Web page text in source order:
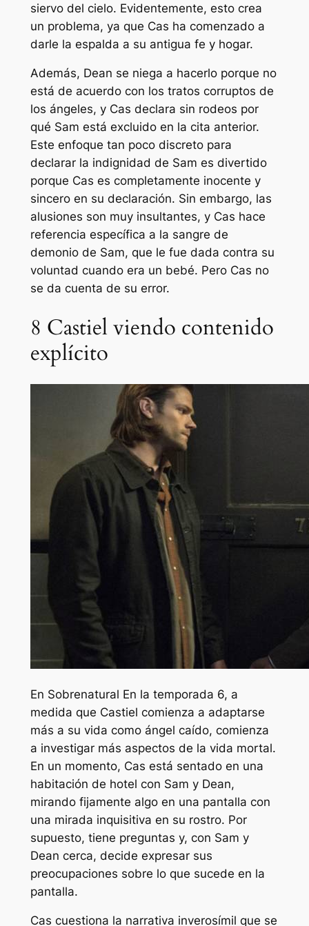
siervo del cielo. Evidentemente, esto crea
un problema, ya que Cas ha comenzado a
darle la espalda a su antigua fe y hogar.
Además, Dean se niega a hacerlo porque no
está de acuerdo con los tratos corruptos de
los ángeles, y Cas declara sin rodeos por
qué Sam está excluido en la cita anterior.
Este enfoque tan poco discreto para
declarar la indignidad de Sam es divertido
porque Cas es completamente inocente y
sincero en su declaración. Sin embargo, las
alusiones son muy insultantes, y Cas hace
referencia específica a la sangre de
demonio de Sam, que le fue dada contra su
voluntad cuando era un bebé. Pero Cas no
se da cuenta de su error.
8 Castiel viendo contenido
explícito
En Sobrenatural En la temporada 6, a
medida que Castiel comienza a adaptarse
más a su vida como ángel caído, comienza
a investigar más aspectos de la vida mortal.
En un momento, Cas está sentado en una
habitación de hotel con Sam y Dean,
mirando fijamente algo en una pantalla con
una mirada inquisitiva en su rostro. Por
supuesto, tiene preguntas y, con Sam y
Dean cerca, decide expresar sus
preocupaciones sobre lo que sucede en la
pantalla.
Cas cuestiona la narrativa inverosímil que se